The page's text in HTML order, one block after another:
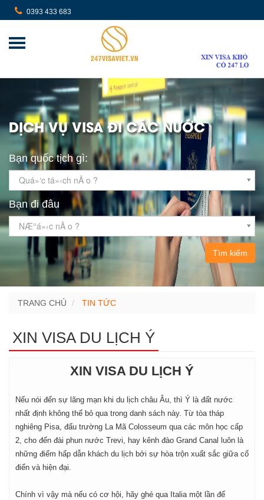
0393 433 683
DỊCH VỤ VISA ĐI CÁC NƯỚC
Bạn quốc tịch gì:
Quá»‘c tá»‹ch nÃ o ?
Bạn đi đâu
NÆ°á»›c nÃ o ?
Tìm kiếm
TRANG CHỦ TIN TỨC
XIN VISA DU LỊCH Ý
XIN VISA DU LỊCH Ý
Nếu nói đến sự lãng mạn khi du lịch châu Âu, thì Ý là đất nước
nhất định không thể bỏ qua trong danh sách này. Từ tòa tháp
nghiêng Pisa, đấu trường La Mã Colosseum qua các môn học cấp
2, cho đến đài phun nước Trevi, hay kênh đào Grand Canal luôn là
những điểm hấp dẫn khách du lịch bởi sự hòa trộn xuất sắc giữa cổ
điển và hiện đại.
Chính vì vậy mà nếu có cơ hội, hãy ghé qua Italia một lần để